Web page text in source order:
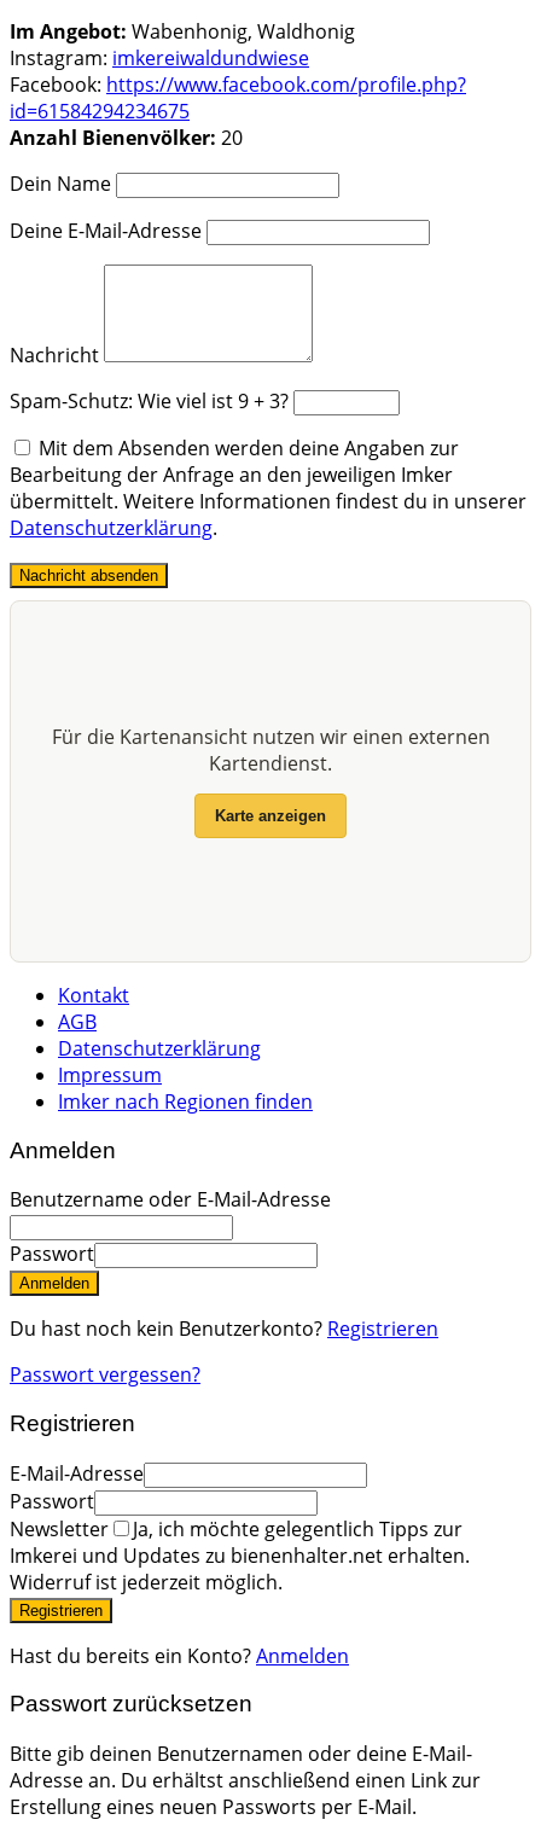
Im Angebot: Wabenhonig, Waldhonig
Instagram: imkereiwaldundwiese
Facebook: https://www.facebook.com/profile.php?
id=61584294234675
Anzahl Bienenvölker: 20
Dein Name
Deine E-Mail-Adresse
Nachricht
Spam-Schutz: Wie viel ist 9 + 3?
Mit dem Absenden werden deine Angaben zur
Bearbeitung der Anfrage an den jeweiligen Imker
übermittelt. Weitere Informationen findest du in unserer
Datenschutzerklärung.
Nachricht absenden
Für die Kartenansicht nutzen wir einen externen
Kartendienst.
Karte anzeigen
Kontakt
AGB
Datenschutzerklärung
Impressum
Imker nach Regionen finden
Anmelden
Benutzername oder E-Mail-Adresse
Passwort
Anmelden
Du hast noch kein Benutzerkonto? Registrieren
Passwort vergessen?
Registrieren
E-Mail-Adresse
Passwort
Newsletter
Ja, ich möchte gelegentlich Tipps zur
Imkerei und Updates zu bienenhalter.net erhalten.
Widerruf ist jederzeit möglich.
Registrieren
Hast du bereits ein Konto?Anmelden
Passwort zurücksetzen
Bitte gib deinen Benutzernamen oder deine E-Mail-
Adresse an. Du erhältst anschließend einen Link zur
Erstellung eines neuen Passworts per E-Mail.